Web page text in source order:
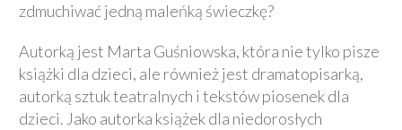
zdmuchiwać jedną maleńką świeczkę?
Autorką jest Marta Guśniowska, która nie tylko pisze
książki dla dzieci, ale również jest dramatopisarką,
autorką sztuk teatralnych i tekstów piosenek dla
dzieci. Jako autorka książek dla niedorosłych